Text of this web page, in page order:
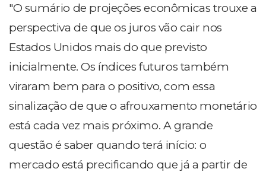
"O sumário de projeções econômicas trouxe a
perspectiva de que os juros vão cair nos
Estados Unidos mais do que previsto
inicialmente. Os índices futuros também
viraram bem para o positivo, com essa
sinalização de que o afrouxamento monetário
está cada vez mais próximo. A grande
questão é saber quando terá início: o
mercado está precificando que já a partir de